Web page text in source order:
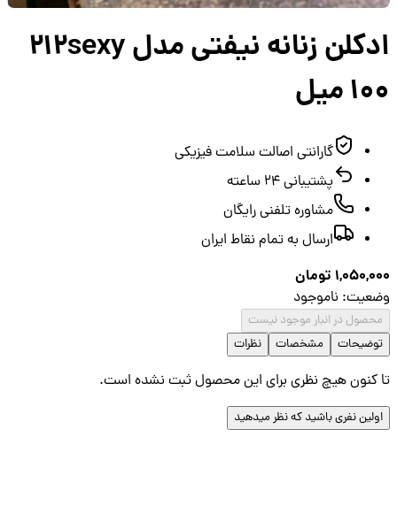
ادکلن زنانه نیفتی مدل 212sexy
گارانتی اصالت سلامت فیزیکی
پشتیبانی ۲۴ ساعته
مشاوره تلفنی رایگان
ارسال به تمام نقاط ایران
تومان
:ناموجود
در انبار موجود نیست
مشخصات نظرات
کنون هیچ نظری برای این محصول ثبت نشده است.
نفری باشید که نظر میدهید